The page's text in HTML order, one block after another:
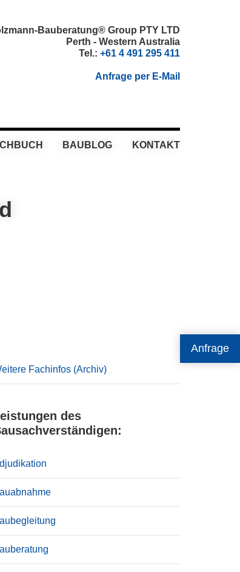
Anfrage
Bauberatung® Group PTY LTD
Perth - Western Australia
Tel.: +61 4 491 295 411
Anfrage per E-Mail
BAUBLOG KONTAKT
Fachinfos (Archiv)
des